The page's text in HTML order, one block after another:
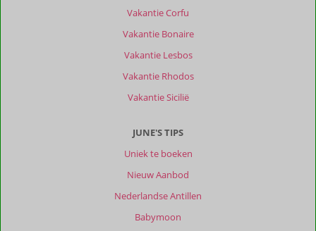
Vakantie Corfu
Vakantie Bonaire
Vakantie Lesbos
Vakantie Rhodos
Vakantie Sicilië
JUNE'S TIPS
Uniek te boeken
Nieuw Aanbod
Nederlandse Antillen
Babymoon